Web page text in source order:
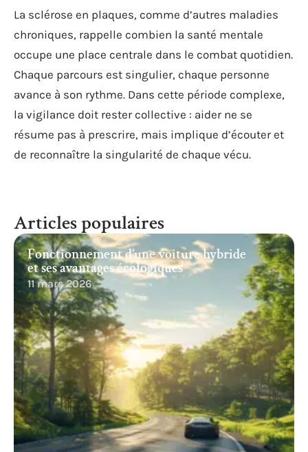
La sclérose en plaques, comme d’autres maladies
chroniques, rappelle combien la santé mentale
occupe une place centrale dans le combat quotidien.
Chaque parcours est singulier, chaque personne
avance à son rythme. Dans cette période complexe,
la vigilance doit rester collective : aider ne se
résume pas à prescrire, mais implique d’écouter et
de reconnaître la singularité de chaque vécu.
Articles populaires
Fonctionnement d’une voiture hybride
et ses avantages écologiques
11 mars 2026